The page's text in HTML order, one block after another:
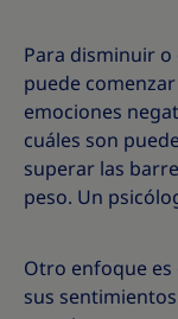
Para disminuir
puede
emociones
cuáles son
superar las
peso. Un
Otro enfoque
sus